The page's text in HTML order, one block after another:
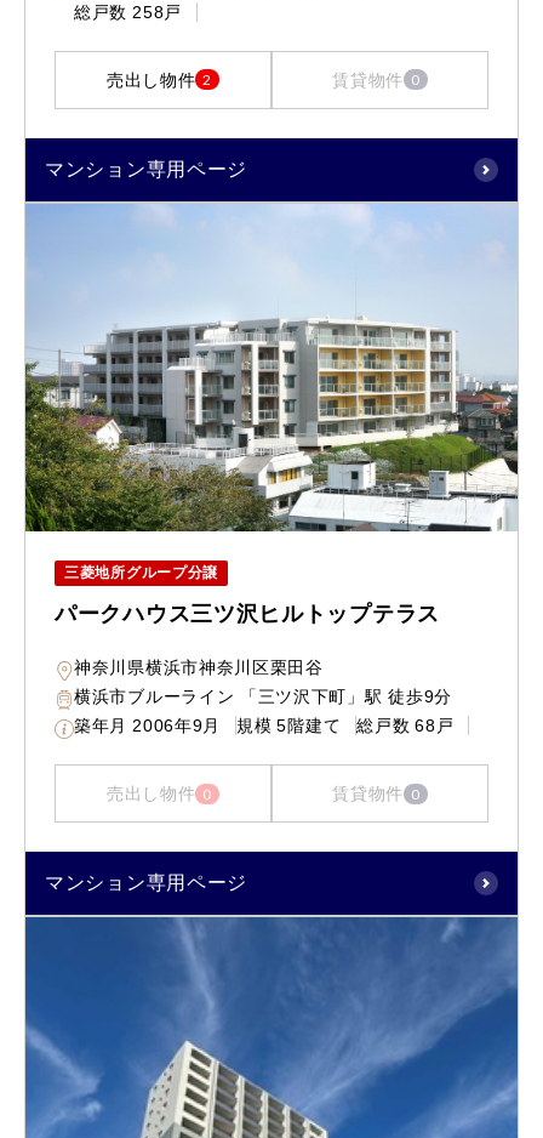
総戸数 258戸
売出し物件 2 賃貸物件 0
マンション専用ページ
三菱地所グループ分譲
パークハウス三ツ沢ヒルトップテラス
神奈川県横浜市神奈川区栗田谷
横浜市ブルーライン 「三ツ沢下町」駅 徒歩9分
築年月 2006年9月 規模 5階建て 総戸数 68戸
売出し物件 0 賃貸物件 0
マンション専用ページ